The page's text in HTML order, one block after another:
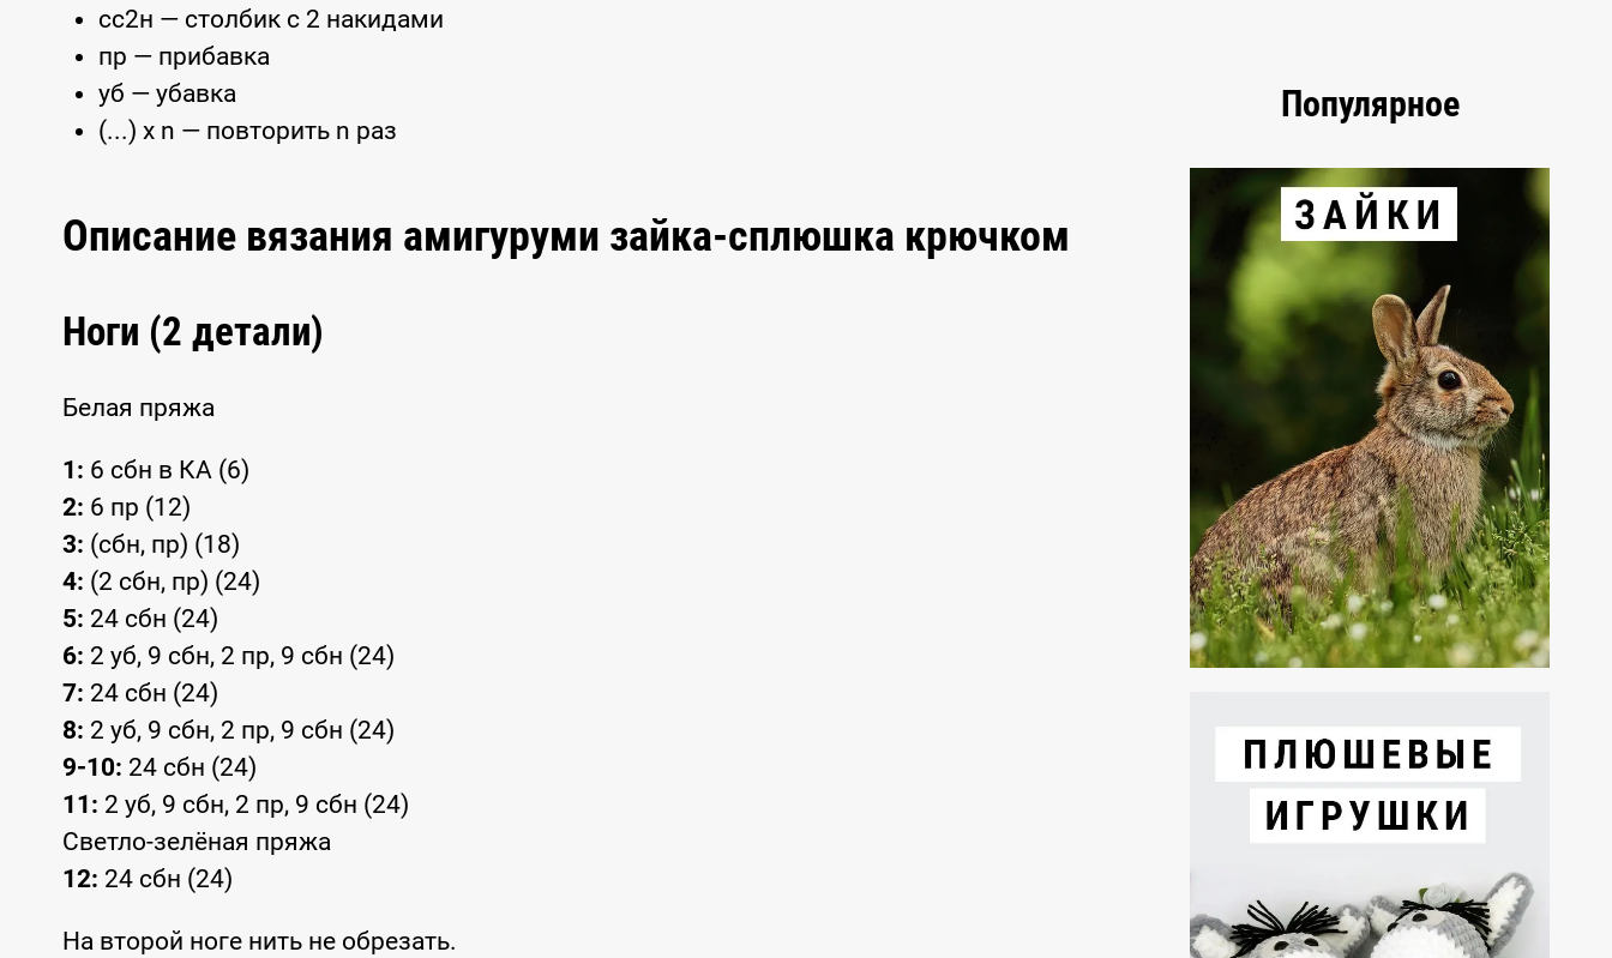
сс2н — столбик с 2 накидами
пр — прибавка
уб — убавка
(...) x n — повторить n раз
Описание вязания амигуруми зайка-сплюшка крючком
Ноги (2 детали)
Белая пряжа
1: 6 сбн в КА (6)
2: 6 пр (12)
3: (сбн, пр) (18)
4: (2 сбн, пр) (24)
5: 24 сбн (24)
6: 2 уб, 9 сбн, 2 пр, 9 сбн (24)
7: 24 сбн (24)
8: 2 уб, 9 сбн, 2 пр, 9 сбн (24)
9-10: 24 сбн (24)
11: 2 уб, 9 сбн, 2 пр, 9 сбн (24)
Светло-зелёная пряжа
12: 24 сбн (24)
На второй ноге нить не обрезать.
Популярное